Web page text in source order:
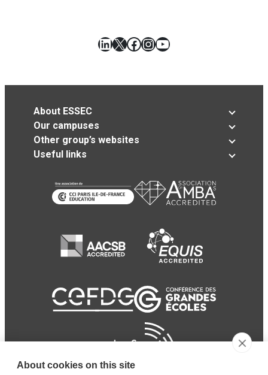
LinkedIn
X Facebook
Instagram
YouTube
About ESSEC
Our campuses
Other group’s websites
Useful links
About cookies on this site